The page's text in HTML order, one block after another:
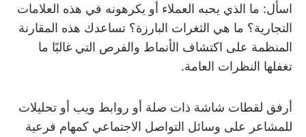
اسأل: ما الذي يحبه العملاء أو يكرهونه في هذه العلامات
التجارية؟ ما هي الثغرات البارزة؟ تساعدك هذه المقارنة
المنظمة على اكتشاف الأنماط والفرص التي غالبًا ما
تغفلها النظرات العامة.
أرفق لقطات شاشة ذات صلة أو روابط ويب أو تحليلات
للمشاعر على وسائل التواصل الاجتماعي كمهام فرعية